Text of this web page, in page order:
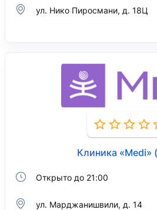
ул. Нико Пиросмани, д. 18Ц
Клиника «Medi»
Открыто до 21:00
ул. Марджанишвили, д. 14